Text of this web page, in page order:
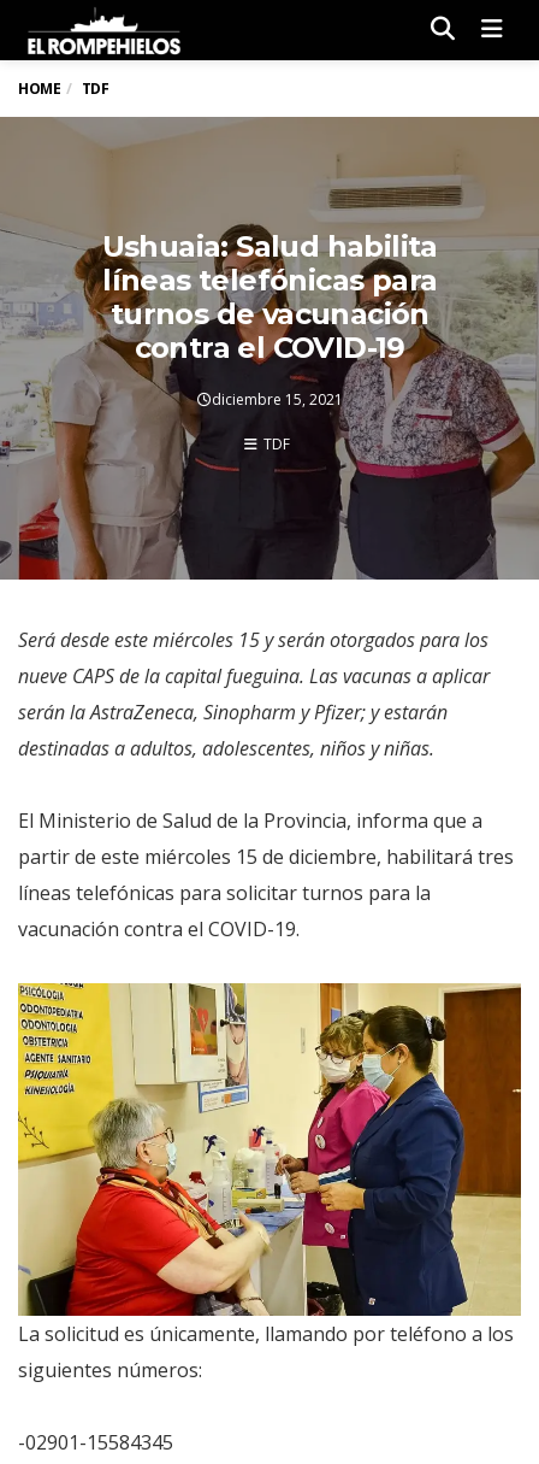
HOME TDF
Ushuaia: Salud habilita
líneas telefónicas para
turnos de vacunación
contra el COVID-19
diciembre 15, 2021
TDF
Será desde este miércoles 15 y serán otorgados para los
nueve CAPS de la capital fueguina. Las vacunas a aplicar
serán la AstraZeneca, Sinopharm y Pfizer; y estarán
destinadas a adultos, adolescentes, niños y niñas.
El Ministerio de Salud de la Provincia, informa que a
partir de este miércoles 15 de diciembre, habilitará tres
líneas telefónicas para solicitar turnos para la
vacunación contra el COVID-19.
La solicitud es únicamente, llamando por teléfono a los
siguientes números:
-02901-15584345